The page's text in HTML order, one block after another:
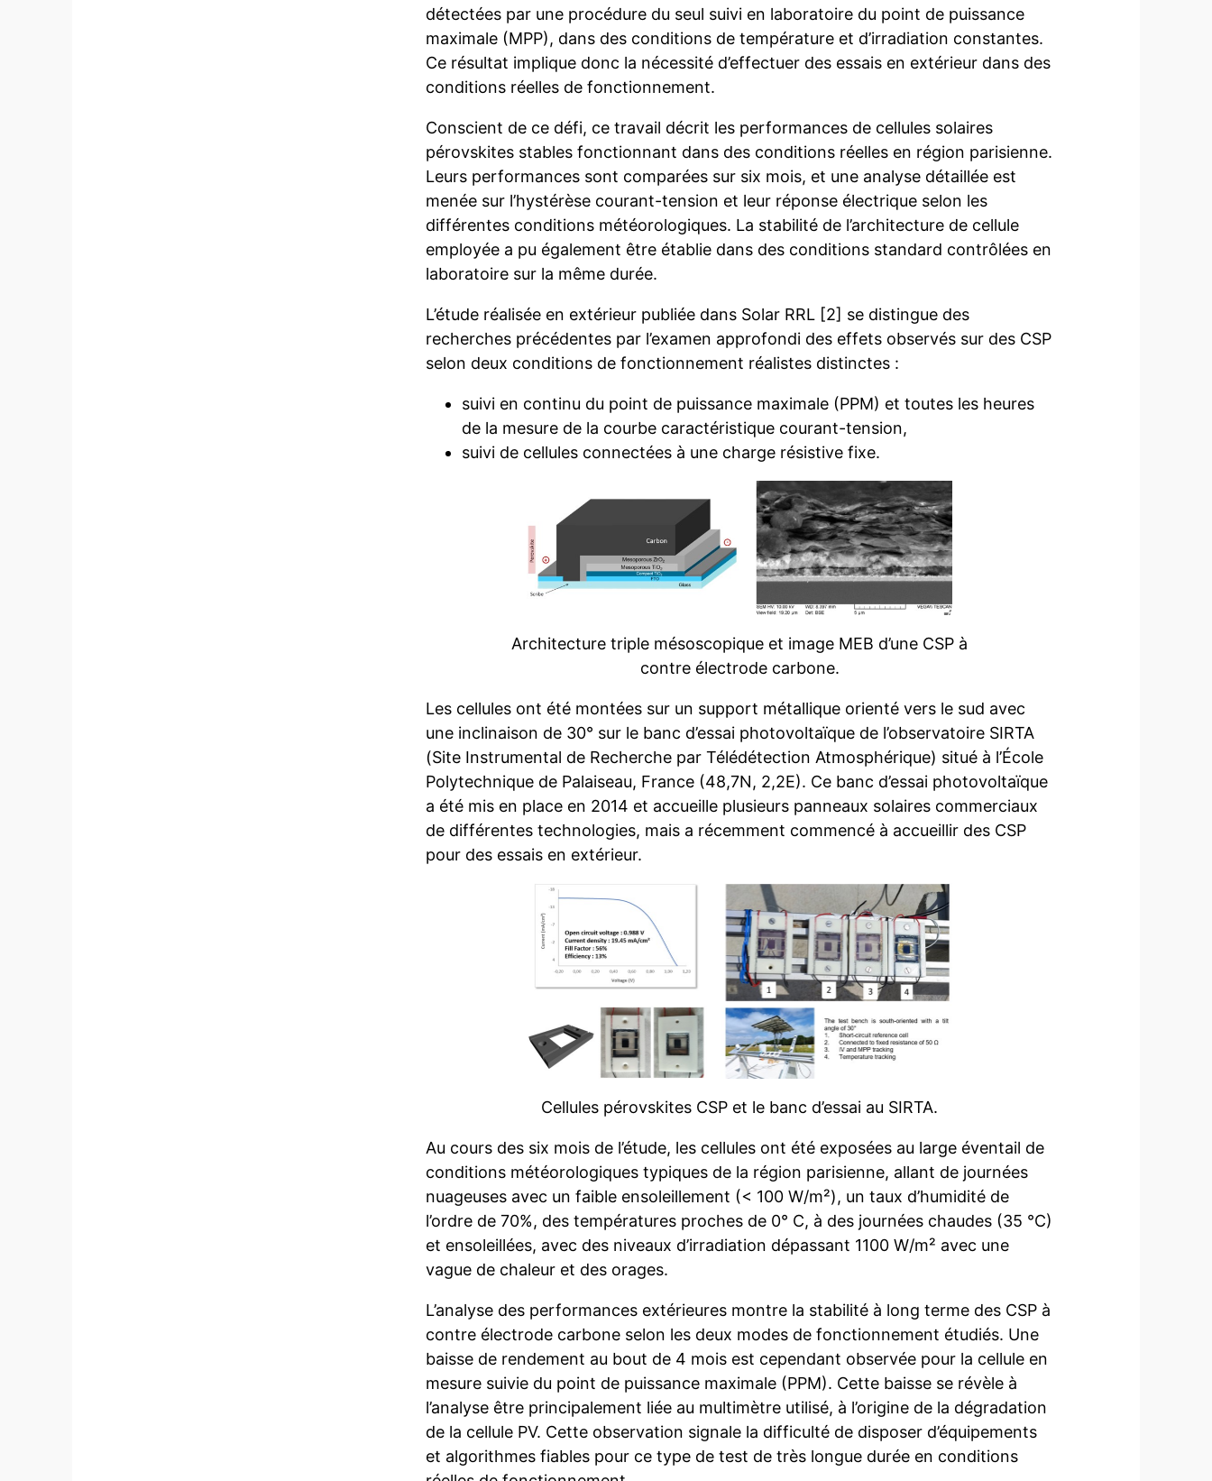
détectées par une procédure du seul suivi en laboratoire du point de puissance
maximale (MPP), dans des conditions de température et d’irradiation constantes.
Ce résultat implique donc la nécessité d’effectuer des essais en extérieur dans des
conditions réelles de fonctionnement.
Conscient de ce défi, ce travail décrit les performances de cellules solaires
pérovskites stables fonctionnant dans des conditions réelles en région parisienne.
Leurs performances sont comparées sur six mois, et une analyse détaillée est
menée sur l’hystérèse courant-tension et leur réponse électrique selon les
différentes conditions météorologiques. La stabilité de l’architecture de cellule
employée a pu également être établie dans des conditions standard contrôlées en
laboratoire sur la même durée.
L’étude réalisée en extérieur publiée dans Solar RRL [2] se distingue des
recherches précédentes par l’examen approfondi des effets observés sur des CSP
selon deux conditions de fonctionnement réalistes distinctes :
suivi en continu du point de puissance maximale (PPM) et toutes les heures
de la mesure de la courbe caractéristique courant-tension,
suivi de cellules connectées à une charge résistive fixe.
Architecture triple mésoscopique et image MEB d’une CSP à
contre électrode carbone.
Les cellules ont été montées sur un support métallique orienté vers le sud avec
une inclinaison de 30° sur le banc d’essai photovoltaïque de l’observatoire SIRTA
(Site Instrumental de Recherche par Télédétection Atmosphérique) situé à l’École
Polytechnique de Palaiseau, France (48,7N, 2,2E). Ce banc d’essai photovoltaïque
a été mis en place en 2014 et accueille plusieurs panneaux solaires commerciaux
de différentes technologies, mais a récemment commencé à accueillir des CSP
pour des essais en extérieur.
Cellules pérovskites CSP et le banc d’essai au SIRTA.
Au cours des six mois de l’étude, les cellules ont été exposées au large éventail de
conditions météorologiques typiques de la région parisienne, allant de journées
nuageuses avec un faible ensoleillement (< 100 W/m²), un taux d’humidité de
l’ordre de 70%, des températures proches de 0° C, à des journées chaudes (35 °C)
et ensoleillées, avec des niveaux d’irradiation dépassant 1100 W/m² avec une
vague de chaleur et des orages.
L’analyse des performances extérieures montre la stabilité à long terme des CSP à
contre électrode carbone selon les deux modes de fonctionnement étudiés. Une
baisse de rendement au bout de 4 mois est cependant observée pour la cellule en
mesure suivie du point de puissance maximale (PPM). Cette baisse se révèle à
l’analyse être principalement liée au multimètre utilisé, à l’origine de la dégradation
de la cellule PV. Cette observation signale la difficulté de disposer d’équipements
et algorithmes fiables pour ce type de test de très longue durée en conditions